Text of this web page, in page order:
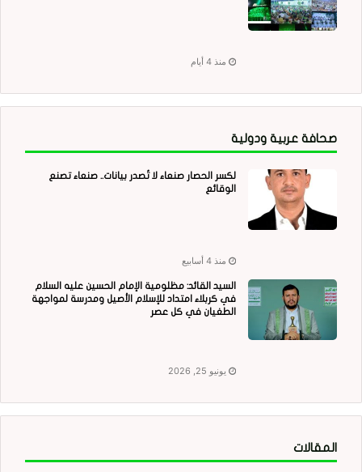
منذ 4 أيام
صحافة عربية ودولية
لكسر الحصار صنعاء لا تُصدر بيانات.. صنعاء تصنع
الوقائع
منذ 4 أسابيع
السيد القائد: مظلومية الإمام الحسين عليه السلام
في كربلاء امتداد للإسلام الأصيل ومدرسة لمواجهة
الطغيان في كل عصر
يونيو 25, 2026
المقالات